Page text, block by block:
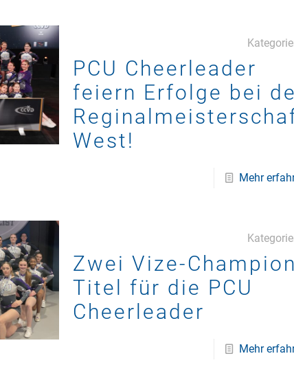
PCU Cheerleader
feiern Erfolge bei
West!
Mehr
Zwei Vize-
Titel für die PCU
Cheerleader
Mehr